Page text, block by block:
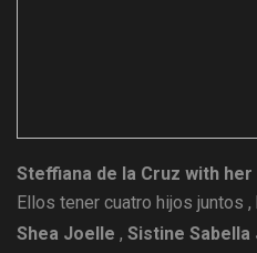
Steffiana de la Cruz with
Ellos tener cuatro hijos juntos ,
Shea Joelle , Sistine Sabella